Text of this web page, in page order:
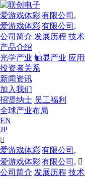
爱游戏体彩|有限公司,
爱游戏体彩|有限公司,
公司简介 发展历程 技
产品介绍
光学产业 触显产业 应
投资者关系
新闻资讯
加入我们
招贤纳士 员工福利
全球产业布局
EN
JP

爱游戏体彩|有限公司,
爱游戏体彩|有限公司, 
公司简介 发展历程 技